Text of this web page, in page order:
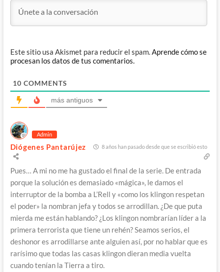
Este sitio usa Akismet para reducir el spam.Aprende cómo se
procesan los datos de tus comentarios.
10 COMMENTS
más antiguos
Admin
Diógenes Pantarújez 8 años han pasado desde que se escribió esto
Pues… A mi no me ha gustado el final de la serie. De entrada
porque la solución es demasiado «mágica», le damos el
interruptor de la bomba a L’Rell y «como los klingon respetan
el poder» la nombran jefa y todos se arrodillan. ¿De que puta
mierda me están hablando? ¿Los klingon nombrarían líder a la
primera terrorista que tiene un rehén? Seamos serios, el
deshonor es arrodillarse ante alguien así, por no hablar que es
rarísimo que todas las casas klingon dieran media vuelta
cuando tenían la Tierra a tiro.